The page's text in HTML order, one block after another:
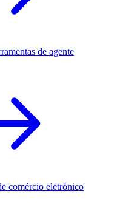
de agente
comércio eletrónico